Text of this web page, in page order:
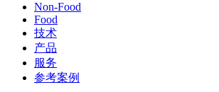
Non-Food
Food
技术
产品
服务
参考案例